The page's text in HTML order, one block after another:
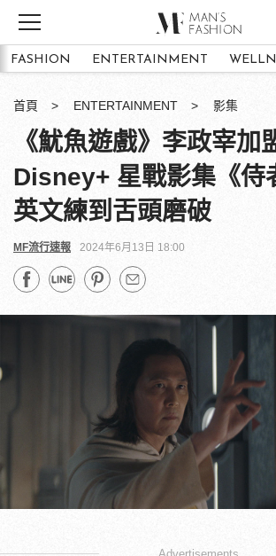
FASHION ENTERTAINMENT
首頁 ENTERTAINMENT 影集
《魷魚遊戲》李政宰加
Disney+ 星戰影集《侍
英文練到舌頭磨破
MF流行速報 2024年6月13日 18:00